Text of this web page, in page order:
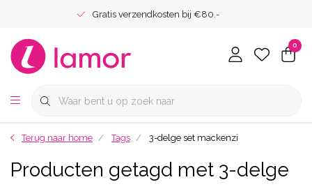
Gratis verzendkosten bij €80.-
0
Terug naar home Tags 3-delge set mackenzi
Producten getagd met 3-delge